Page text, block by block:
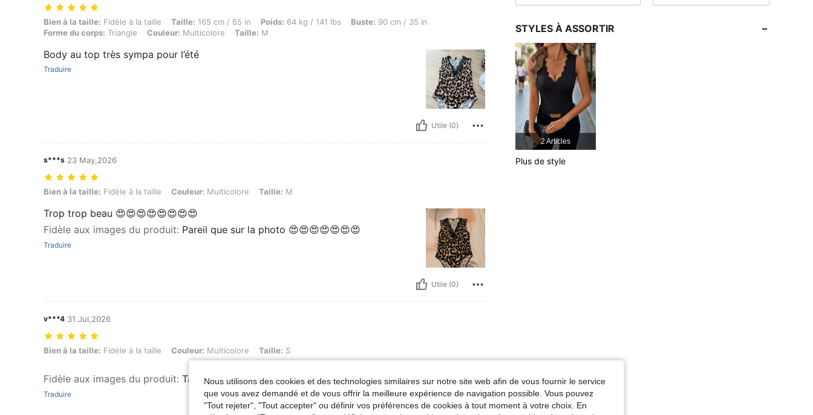
Bien à la taille: Fidèle à la taille, Taille: 165 cm / 65 in, Poids: 64 kg / 141 lbs, Buste: 90 cm / 35 in, Forme du corps: Triangle, Couleur: Multicolore, Taille: M
Bien à la taille: Fidèle à la taille Taille: 165 cm / 65 in Poids: 64 kg / 141 lbs Buste: 90 cm / 35 in
Forme du corps: Triangle Couleur: Multicolore Taille: M
Body au top très sympa pour l’été
Traduire
Utile (0)
s***s 23 May,2026
Bien à la taille: Fidèle à la taille, Couleur: Multicolore, Taille: M
Bien à la taille: Fidèle à la taille Couleur: Multicolore Taille: M
Trop trop beau 😍😍😍😍😍😍😍😍
Fidèle aux images du produit: Pareil que sur la photo 😍😍😍😍😍😍😍
Traduire
Utile (0)
v***4 31 Jul,2026
Bien à la taille: Fidèle à la taille, Couleur: Multicolore, Taille: S
Bien à la taille: Fidèle à la taille Couleur: Multicolore Taille: S
Fidèle aux images du produit: Taille très bien
Traduire
STYLES À ASSORTIR
2 Articles
Plus de style
Nous utilisons des cookies et des technologies similaires sur notre site web afin de vous fournir le service
que vous avez demandé et de vous offrir la meilleure expérience de navigation possible. Vous pouvez
"Tout rejeter", "Tout accepter" ou définir vos préférences de cookies à tout moment à votre choix. En